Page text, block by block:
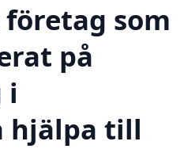
som
på
i
hjälpa till